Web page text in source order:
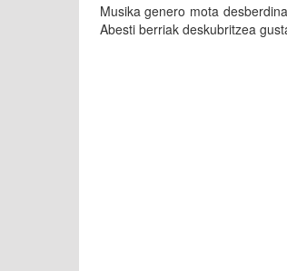
Musika genero mota
Abesti berriak deskubritzea